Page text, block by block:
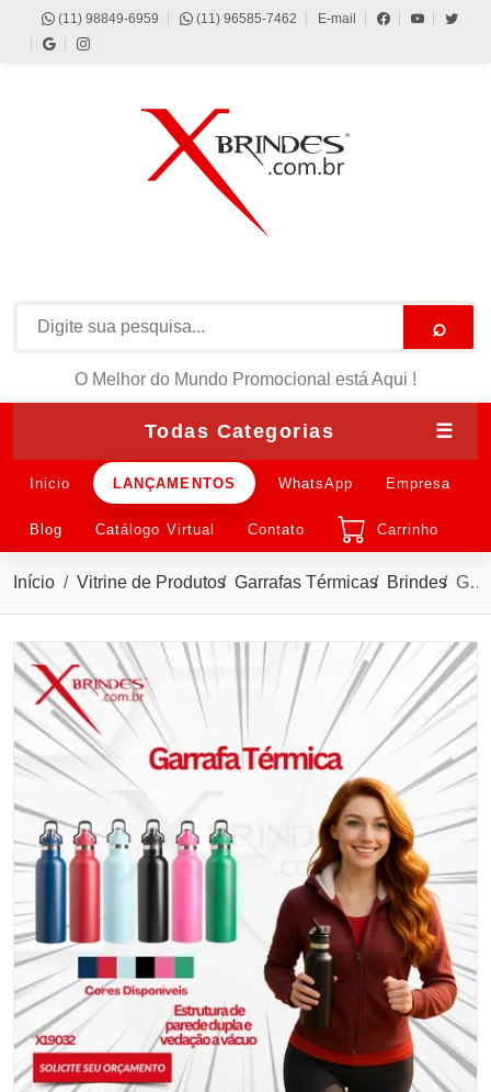
(11) 98849-6959 (11) 96585-7462 E-mail
⌕
O Melhor do Mundo Promocional está Aqui !
Todas Categorias ☰
Inicio LANÇAMENTOS WhatsApp Empresa
Blog Catálogo Virtual Contato Carrinho
Início Vitrine de Produtos Garrafas Térmicas Brindes Garrafa térmica em inox 304 com capacidade de até 800ml X19032